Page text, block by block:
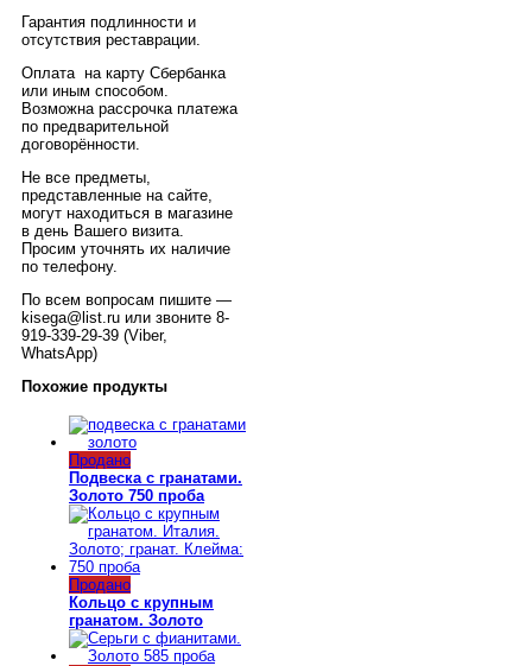
Гарантия подлинности и
отсутствия реставрации.
Оплата на карту Сбербанка
или иным способом.
Возможна рассрочка платежа
по предварительной
договорённости.
Не все предметы,
представленные на сайте,
могут находиться в магазине
в день Вашего визита.
Просим уточнять их наличие
по телефону.
По всем вопросам пишите —
kisega@list.ru или звоните 8-
919-339-29-39 (Viber,
WhatsApp)
Похожие продукты
Продано
Подвеска с гранатами.
Золото 750 проба
Продано
Кольцо с крупным
гранатом. Золото